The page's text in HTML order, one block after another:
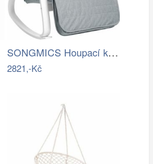
SONGMICS Houpací křeslo Faux světle šedé
2821,-Kč